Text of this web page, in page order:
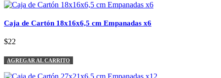
Caja de Cartón 18x16x6,5 cm Empanadas x6
$22
AGREGAR AL CARRITO